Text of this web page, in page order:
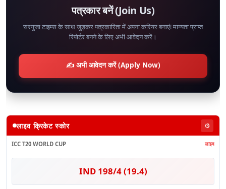
पत्रकार बनें (Join Us)
सरगुजा टाइम्स के साथ जुड़कर पत्रकारिता में अपना करियर बनाएं! मान्यता प्राप्त
रिपोर्टर बनने के लिए अभी आवेदन करें।
✍️ अभी आवेदन करें (Apply Now)
लाइव क्रिकेट स्कोर ⚙️
ICC T20 WORLD CUP लाइव
IND 198/4 (19.4)